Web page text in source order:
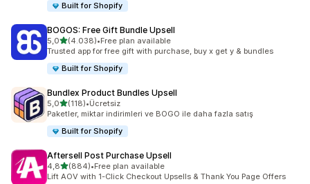
Built for Shopify
BOGOS: Free Gift Bundle Upsell
5,05 yıldız üzerinden
(4.038)
toplam 4038 değerlendirme
•Free plan available
Trusted app for free gift with purchase, buy x get y & bundles
Built for Shopify
Bundlex Product Bundles Upsell
5,05 yıldız üzerinden
(118)
toplam 118 değerlendirme
•Ücretsiz
Paketler, miktar indirimleri ve BOGO ile daha fazla satış
Built for Shopify
Aftersell Post Purchase Upsell
4,85 yıldız üzerinden
(884)
toplam 884 değerlendirme
•Free plan available
Lift AOV with 1-Click Checkout Upsells & Thank You Page Offers